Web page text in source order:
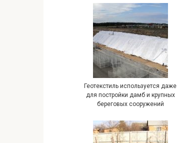
Геотекстиль используется даже
для постройки дамб и крупных
береговых сооружений